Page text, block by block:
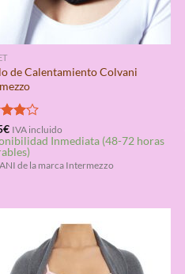
de Calentamiento Colvani
4.00
€ IVA incluido
Inmediata (48-72 horas
de la marca Intermezzo